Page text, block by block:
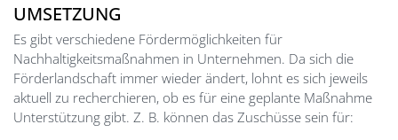
UMSETZUNG
Es gibt verschiedene Fördermöglichkeiten für
Nachhaltigkeitsmaßnahmen in Unternehmen. Da sich die
Förderlandschaft immer wieder ändert, lohnt es sich jeweils
aktuell zu recherchieren, ob es für eine geplante Maßnahme
Unterstützung gibt. Z. B. können das Zuschüsse sein für: